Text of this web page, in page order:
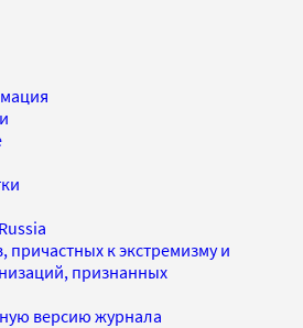
причастных к экстремизму и
признанных
версию журнала